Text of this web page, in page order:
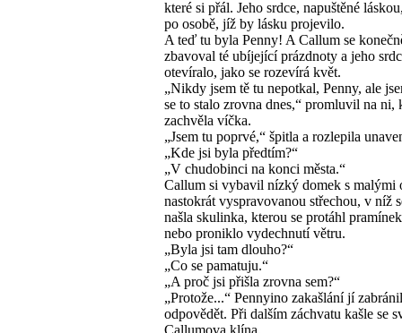
které si přál. Jeho srdce, napuštěné
po osobě, jíž by lásku projevilo.
A teď tu byla Penny! A Callum se
zbavoval té ubíjející prázdnoty a jeho
otevíralo, jako se rozevírá květ.
„Nikdy jsem tě tu nepotkal, Penny, ale
se to stalo zrovna dnes,“ promluvil na ni,
zachvěla víčka.
„Jsem tu poprvé,“ špitla a rozlepila
„Kde jsi byla předtím?“
„V chudobinci na konci města.“
Callum si vybavil nízký domek s malými
nastokrát vyspravovanou střechou, v níž
našla skulinka, kterou se protáhl
nebo proniklo vydechnutí větru.
„Byla jsi tam dlouho?“
„Co se pamatuju.“
„A proč jsi přišla zrovna sem?“
„Protože...“ Pennyino zakašlání jí
odpovědět. Při dalším záchvatu kašle se
Callumova klína.